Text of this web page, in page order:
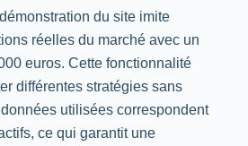
du site imite
réelles du marché avec un
euros. Cette fonctionnalité
différentes stratégies sans
utilisées correspondent
ce qui garantit une